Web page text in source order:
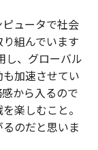
ュータで社会
組んでいます
し、グローバル
加速させてい
から入るので
楽しむこと。
のだと思いま